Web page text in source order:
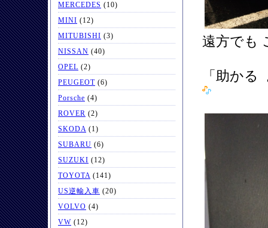
MERCEDES (10)
MINI (12)
MITUBISHI (3)
NISSAN (40)
OPEL (2)
PEUGEOT (6)
Porsche (4)
ROVER (2)
SKODA (1)
SUBARU (6)
SUZUKI (12)
TOYOTA (141)
US逆輸入車 (20)
VOLVO (4)
VW (12)
遠方でも
「助か